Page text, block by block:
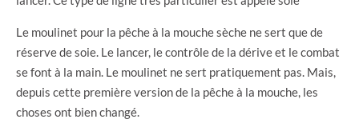
Le moulinet pour la pêche à la mouche sèche ne sert que de
réserve de soie. Le lancer, le contrôle de la dérive et le combat
se font à la main. Le moulinet ne sert pratiquement pas. Mais,
depuis cette première version de la pêche à la mouche, les
choses ont bien changé.